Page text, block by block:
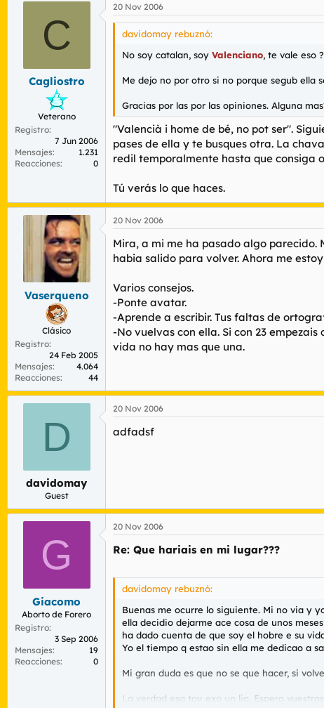
C
Cagliostro
Veterano
Registro
7 Jun 2006
Mensajes
1.231
Reacciones
0
20 Nov 2006
davidomay rebuznó:
No soy catalan, soy Valenciano, te vale eso
Me dejo no por otro si no porque segub ella
Gracias por las por las opiniones. Alguna
"Valencià i home de bé, no pot ser".
pases de ella y te busques otra. La
redil temporalmente hasta que consiga
Tú verás lo que haces.
Vaserqueno
Clásico
Registro
24 Feb 2005
Mensajes
4.064
Reacciones
44
20 Nov 2006
Mira, a mi me ha pasado algo parecido.
habia salido para volver. Ahora me
Varios consejos.
-Ponte avatar.
-Aprende a escribir. Tus faltas de
-No vuelvas con ella. Si con 23
vida no hay mas que una.
D
davidomay
Guest
20 Nov 2006
adfadsf
G
Giacomo
Aborto de Forero
Registro
3 Sep 2006
Mensajes
19
Reacciones
0
20 Nov 2006
Re: Que hariais en mi lugar???
davidomay rebuznó:
Buenas me ocurre lo siguiente. Mi no via y
ella decidio dejarme ace cosa de unos
ha dado cuenta de que soy el hobre e su
Yo el tiempo q estao sin ella me dedicao a
Mi gran duda es que no se que hacer, si
La verdad esq toy exo un lio. Espero vuestros